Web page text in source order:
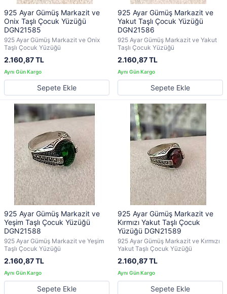
925 Ayar Gümüş Markazit ve
Onix Taşlı Çocuk Yüzüğü
DGN21585
925 Ayar Gümüş Markazit ve Onix
Taşlı Çocuk Yüzüğü
2.160,87 TL
Sepete Ekle
925 Ayar Gümüş Markazit ve
Yakut Taşlı Çocuk Yüzüğü
DGN21586
925 Ayar Gümüş Markazit ve Yakut
Taşlı Çocuk Yüzüğü
2.160,87 TL
Sepete Ekle
925 Ayar Gümüş Markazit ve
Yeşim Taşlı Çocuk Yüzüğü
DGN21588
925 Ayar Gümüş Markazit ve Yeşim
Taşlı Çocuk Yüzüğü
2.160,87 TL
Sepete Ekle
925 Ayar Gümüş Markazit ve
Kırmızı Yakut Taşlı Çocuk
Yüzüğü DGN21589
925 Ayar Gümüş Markazit ve Kırmızı
Yakut Taşlı Çocuk Yüzüğü
2.160,87 TL
Sepete Ekle